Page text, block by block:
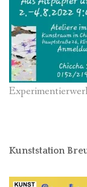
Kunststation